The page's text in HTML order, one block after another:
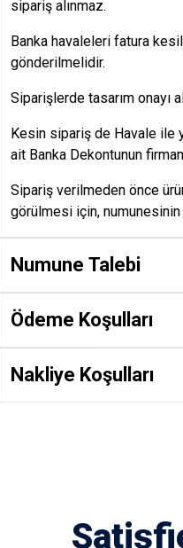
sipariş alınmaz.
Banka havaleleri fatura
gönderilmelidir.
Siparişlerde tasarım onayı
Kesin sipariş de Havale ile
ait Banka Dekontunun
Sipariş verilmeden önce
görülmesi için,
Numune Talebi
Ödeme Koşulları
Nakliye Koşulları